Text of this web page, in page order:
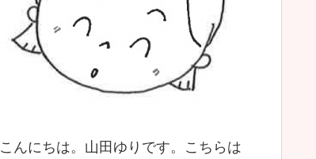
こんにちは。山田ゆりです。こちらは